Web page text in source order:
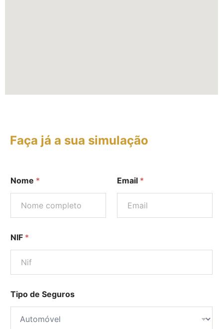
Faça já a sua simulação
Nome * Email *
NIF *
Tipo de Seguros